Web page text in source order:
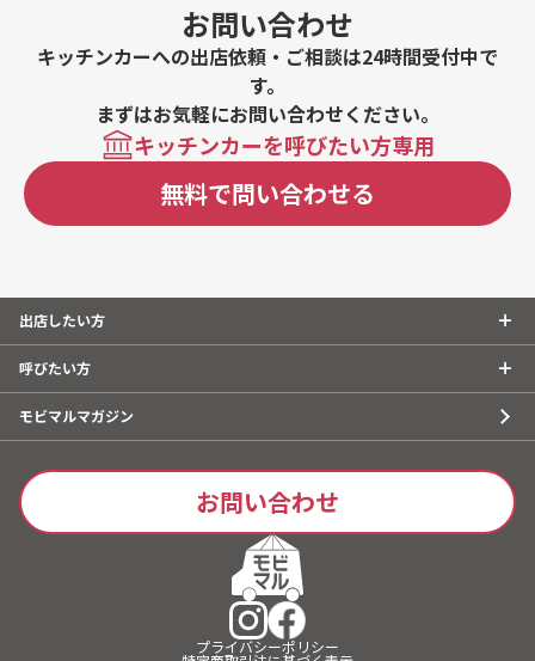
報告用）680円クレープ、売上報告用）700円クレープ、
売上報告用）750円クレープ、トッピング50円、トッピン
グ100円、ホットコーヒー、アイスコーヒー（アイスアメ
リカーノ）、カフェラテ、ハンドドリップ シングルオリ
ジン（ホット）、ハンドドリップ ブレンドコーヒー（ホ
ット）、カフェオレ（ドリップコーヒーのミルク割り）、
ホットチョコレート、ホットジンジャー、抹茶ラテ、自家
製レモンスカッシュ、自家製レモネード、クラフトコー
お問い合わせ
キッチンカーへの出店依頼・ご相談は24時間受付中で
す。
まずはお気軽にお問い合わせください。
キッチンカーを呼びたい方専用
無料で問い合わせる
出店したい方
呼びたい方
モビマルマガジン
お問い合わせ
プライバシーポリシー